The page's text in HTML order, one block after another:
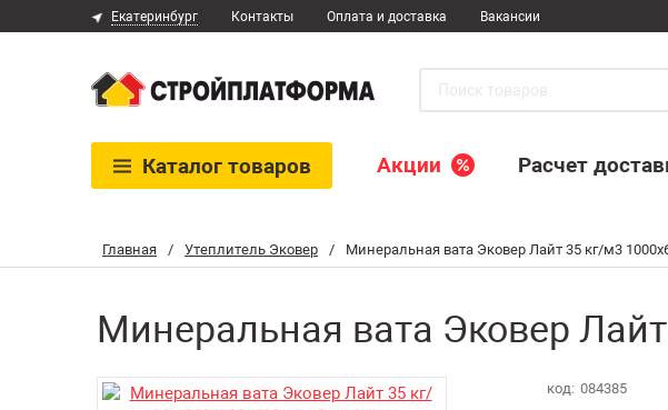
Главная / Утеплитель Эковер / Минеральная вата Эковер Лайт 35 кг/м3
Минеральная вата Эковер
код: 084385
Екатеринбург Контакты Оплата и доставка Вакансии
Каталог товаров Акции Расчет